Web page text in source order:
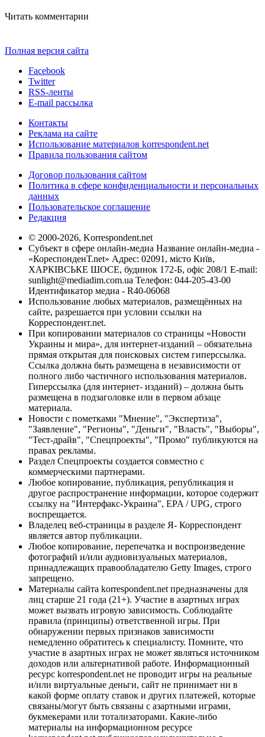
Читать комментарии
Полная версия сайта
Facebook
Twitter
RSS-ленты
E-mail рассылка
Контакты
Реклама на сайте
Использование материалов korrespondent.net
Правила пользования сайтом
Договор пользования сайтом
Политика в сфере конфиденциальности и персональных
данных
Пользовательское соглашение
Редакция
© 2000-2026, Korrespondent.net
Субъект в сфере онлайн-медиа Название онлайн-медиа -
«КореспонденТ.net» Адрес: 02091, місто Київ,
ХАРКІВСЬКЕ ШОСЕ, будинок 172-Б, офіс 208/1 E-mail:
sunlight@mediadim.com.ua Телефон: 044-205-43-00
Идентификатор медиа - R40-06068
Использование любых материалов, размещённых на
сайте, разрешается при условии ссылки на
Корреспондент.net.
При копировании материалов со страницы «Новости
Украины и мира», для интернет-изданий – обязательна
прямая открытая для поисковых систем гиперссылка.
Ссылка должна быть размещена в независимости от
полного либо частичного использования материалов.
Гиперссылка (для интернет- изданий) – должна быть
размещена в подзаголовке или в первом абзаце
материала.
Новости с пометками "Мнение", "Экспертиза",
"Заявление", "Регионы", "Деньги", "Власть", "Выборы",
"Тест-драйв", "Спецпроекты", "Промо" публикуются на
правах рекламы.
Раздел Спецпроекты создается совместно с
коммерческими партнерами.
Любое копирование, публикация, републикация и
другое распространение информации, которое содержит
ссылку на "Интерфакс-Украина", EPA / UPG, строго
воспрещается.
Владелец веб-страницы в разделе Я- Корреспондент
является автор публикации.
Любое копирование, перепечатка и воспроизведение
фотографий и/или аудиовизуальных материалов,
принадлежащих правообладателю Getty Images, строго
запрещено.
Материалы сайта korrespondent.net предназначены для
лиц старше 21 года (21+). Участие в азартных играх
может вызвать игровую зависимость. Соблюдайте
правила (принципы) ответственной игры. При
обнаружении первых признаков зависимости
немедленно обратитесь к специалисту. Помните, что
участие в азартных играх не может являться источником
доходов или альтернативой работе. Информационный
ресурс korrespondent.net не проводит игры на реальные
и/или виртуальные деньги, сайт не принимает ни в
какой форме оплату ставок и других платежей, которые
связаны/могут быть связаны с азартными играми,
букмекерами или тотализаторами. Какие-либо
материалы на информационном ресурсе